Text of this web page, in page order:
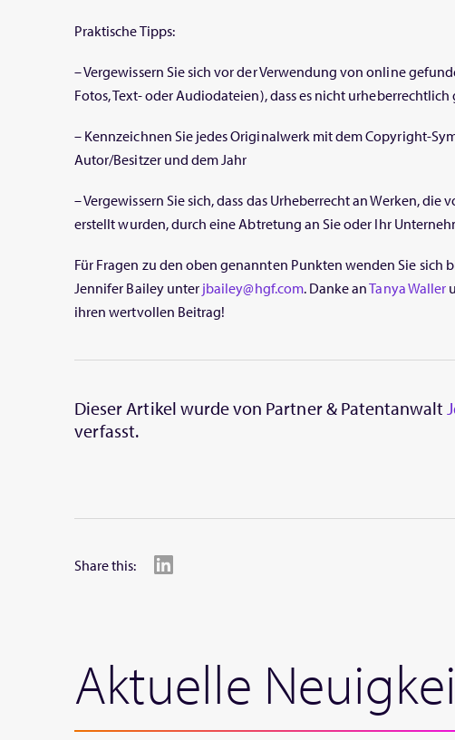
Praktische Tipps:
– Vergewissern Sie sich vor der Verwendung von online
Fotos, Text- oder Audiodateien), dass es nicht urheberrechtlich
– Kennzeichnen Sie jedes Originalwerk mit dem Copyright-
Autor/Besitzer und dem Jahr
– Vergewissern Sie sich, dass das Urheberrecht an Werken, die
erstellt wurden, durch eine Abtretung an Sie oder Ihr
Für Fragen zu den oben genannten Punkten wenden Sie sich
Jennifer Bailey unter jbailey@hgf.com. Danke anTanya Waller
ihren wertvollen Beitrag!
Dieser Artikel wurde von Partner & Patentanwalt
verfasst.
Share this:
Aktuelle